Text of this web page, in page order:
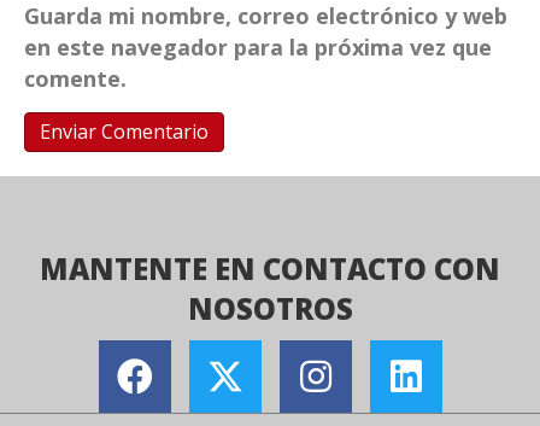
Guarda mi nombre, correo electrónico y web
en este navegador para la próxima vez que
comente.
MANTENTE EN CONTACTO CON
NOSOTROS